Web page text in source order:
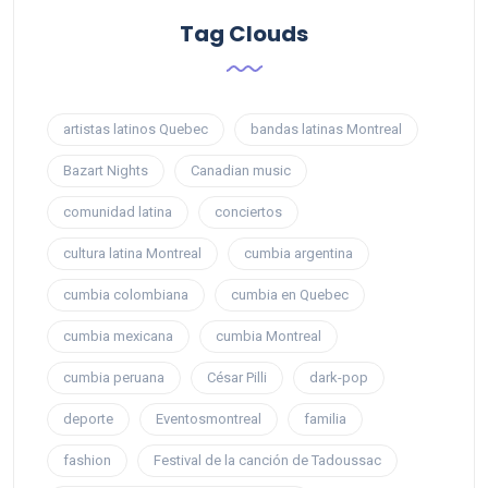
Tag Clouds
artistas latinos Quebec bandas latinas Montreal
Bazart Nights Canadian music
comunidad latina conciertos
cultura latina Montreal cumbia argentina
cumbia colombiana cumbia en Quebec
cumbia mexicana cumbia Montreal
cumbia peruana César Pilli dark-pop
deporte Eventosmontreal familia
fashion Festival de la canción de Tadoussac